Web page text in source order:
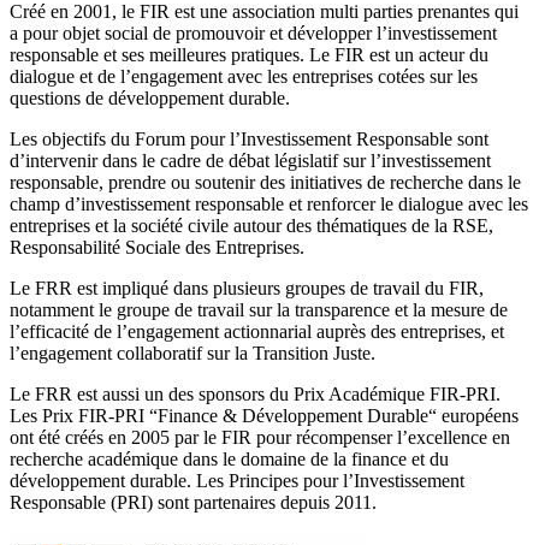
Créé en 2001, le FIR est une association multi parties prenantes qui
a pour objet social de promouvoir et développer l’investissement
responsable et ses meilleures pratiques. Le FIR est un acteur du
dialogue et de l’engagement avec les entreprises cotées sur les
questions de développement durable.
Les objectifs du Forum pour l’Investissement Responsable sont
d’intervenir dans le cadre de débat législatif sur l’investissement
responsable, prendre ou soutenir des initiatives de recherche dans le
champ d’investissement responsable et renforcer le dialogue avec les
entreprises et la société civile autour des thématiques de la RSE,
Responsabilité Sociale des Entreprises.
Le FRR est impliqué dans plusieurs groupes de travail du FIR,
notamment le groupe de travail sur la transparence et la mesure de
l’efficacité de l’engagement actionnarial auprès des entreprises, et
l’engagement collaboratif sur la Transition Juste.
Le FRR est aussi un des sponsors du Prix Académique FIR-PRI.
Les Prix FIR-PRI “Finance & Développement Durable“ européens
ont été créés en 2005 par le FIR pour récompenser l’excellence en
recherche académique dans le domaine de la finance et du
développement durable. Les Principes pour l’Investissement
Responsable (PRI) sont partenaires depuis 2011.